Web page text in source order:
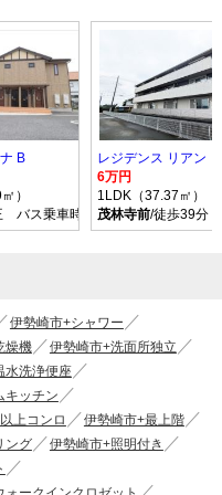
B
）
バス乗車時間35分 停歩10分
レジデンス リアン
6万円
1LDK（37.37㎡）
茂林寺前/徒歩39分
伊勢崎市+シャワー
燥機
伊勢崎市+洗面所独立
水洗浄便座
キッチン
上コンロ
伊勢崎市+最上階
ング
伊勢崎市+照明付き